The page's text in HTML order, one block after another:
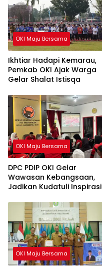
OKI Maju Bersama
Ikhtiar Hadapi Kemarau,
Pemkab OKI Ajak Warga
Gelar Shalat Istisqa
OKI Maju Bersama
DPC PDIP OKI Gelar
Wawasan Kebangsaan,
Jadikan Kudatuli Inspirasi
OKI Maju Bersama